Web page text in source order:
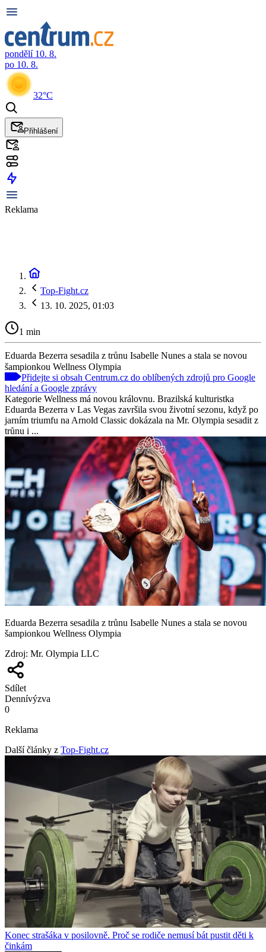
pondělí 10. 8.
po 10. 8.
32°C
Přihlášení
Reklama
Top-Fight.cz
13. 10. 2025, 01:03
1 min
Eduarda Bezerra sesadila z trůnu Isabelle Nunes a stala se novou
šampionkou Wellness Olympia
Přidejte si obsah Centrum.cz do oblíbených zdrojů pro Google
hledání a Google zprávy
Kategorie Wellness má novou královnu. Brazilská kulturistka
Eduarda Bezerra v Las Vegas završila svou životní sezonu, když po
jarním triumfu na Arnold Classic dokázala na Mr. Olympia sesadit z
trůnu i ...
Eduarda Bezerra sesadila z trůnu Isabelle Nunes a stala se novou
šampionkou Wellness Olympia
Zdroj: Mr. Olympia LLC
Sdílet
Dennívýzva
0
Reklama
Další články z Top-Fight.cz
Konec strašáka v posilovně. Proč se rodiče nemusí bát pustit děti k
činkám